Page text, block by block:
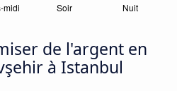
de l'argent en
à Istanbul